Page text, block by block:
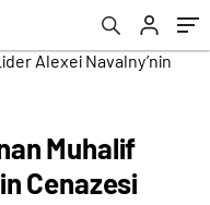
Muhalif
Cenazesi